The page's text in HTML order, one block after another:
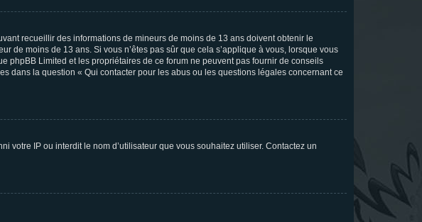
recueillir des informations de mineurs de moins de 13 ans doivent obtenir le
de moins de 13 ans. Si vous n’êtes pas sûr que cela s’applique à vous, lorsque vous
phpBB Limited et les propriétaires de ce forum ne peuvent pas fournir de conseils
dans la question « Qui contacter pour les abus ou les questions légales concernant ce
votre IP ou interdit le nom d’utilisateur que vous souhaitez utiliser. Contactez un